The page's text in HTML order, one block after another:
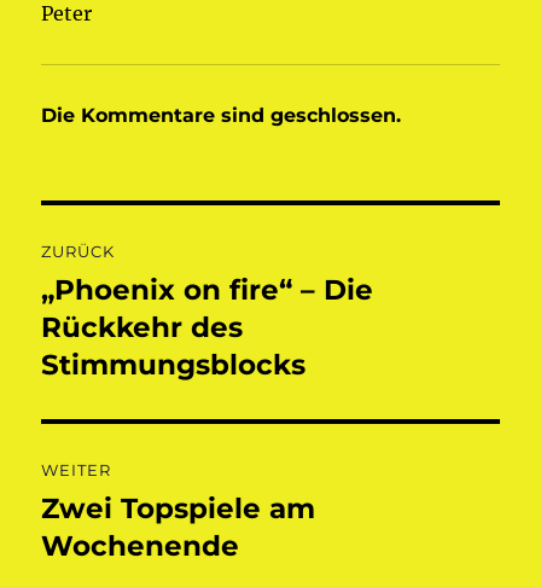
Peter
Die Kommentare sind geschlossen.
ZURÜCK
Vorheriger
Beitrag:
„Phoenix on fire“ – Die
Rückkehr des
Stimmungsblocks
WEITER
Nächster
Beitrag:
Zwei Topspiele am
Wochenende